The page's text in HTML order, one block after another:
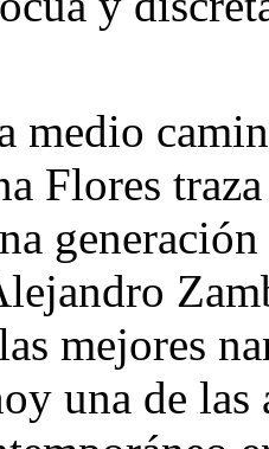
medio
Flores
mejores
una de